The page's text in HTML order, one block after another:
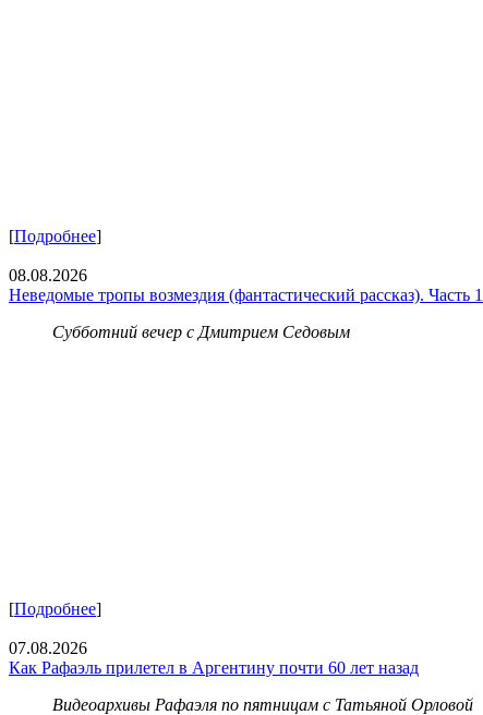
[Подробнее]
08.08.2026
Неведомые тропы возмездия (фантастический рассказ). Часть 1
Субботний вечер с Дмитрием Седовым
[Подробнее]
07.08.2026
Как Рафаэль прилетел в Аргентину почти 60 лет назад
Видеоархивы Рафаэля по пятницам с Татьяной Орловой